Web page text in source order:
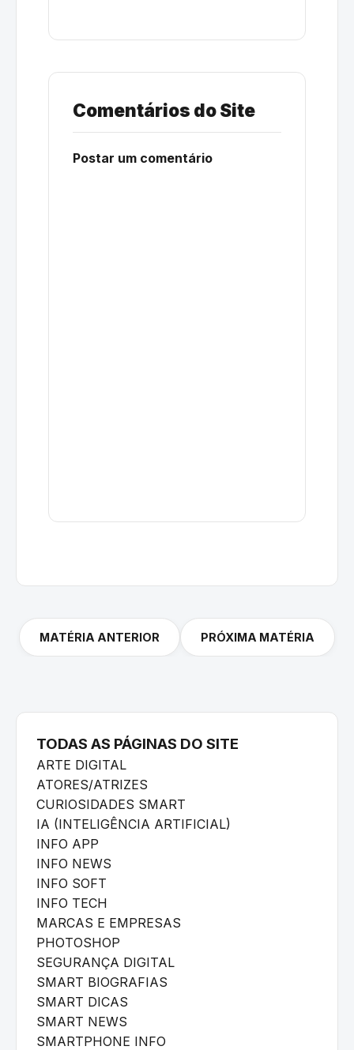
Comentários do Site
Postar um comentário
MATÉRIA ANTERIOR PRÓXIMA MATÉRIA
TODAS AS PÁGINAS DO SITE
ARTE DIGITAL
ATORES/ATRIZES
CURIOSIDADES SMART
IA (INTELIGÊNCIA ARTIFICIAL)
INFO APP
INFO NEWS
INFO SOFT
INFO TECH
MARCAS E EMPRESAS
PHOTOSHOP
SEGURANÇA DIGITAL
SMART BIOGRAFIAS
SMART DICAS
SMART NEWS
SMARTPHONE INFO